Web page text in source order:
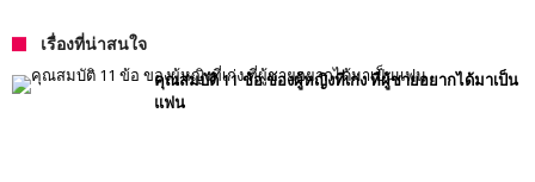
เรื่องที่น่าสนใจ
คุณสมบัติ 11 ข้อ ของผู้หญิงที่เก่ง ที่ผู้ชายอยากได้มาเป็น
แฟน